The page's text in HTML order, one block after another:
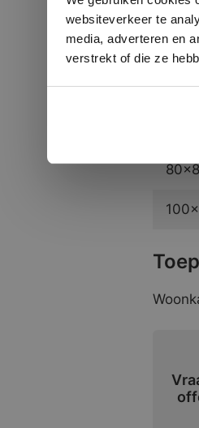
websiteverkeer te
media, adverteren en
verstrekt of die ze